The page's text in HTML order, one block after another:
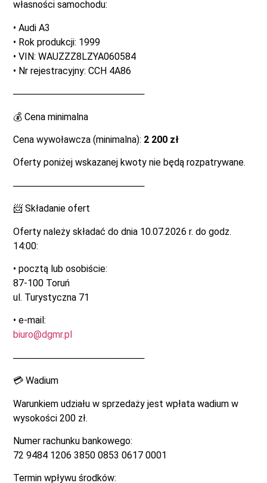
własności samochodu:
• Audi A3
• Rok produkcji: 1999
• VIN: WAUZZZ8LZYA060584
• Nr rejestracyjny: CCH 4A86
────────────────────
💰 Cena minimalna
Cena wywoławcza (minimalna): 2 200 zł
Oferty poniżej wskazanej kwoty nie będą rozpatrywane.
────────────────────
📨 Składanie ofert
Oferty należy składać do dnia 10.07.2026 r. do godz.
14:00:
• pocztą lub osobiście:
87-100 Toruń
ul. Turystyczna 71
• e-mail:
biuro@dgmr.pl
────────────────────
💳 Wadium
Warunkiem udziału w sprzedaży jest wpłata wadium w
wysokości 200 zł.
Numer rachunku bankowego:
72 9484 1206 3850 0853 0617 0001
Termin wpływu środków: